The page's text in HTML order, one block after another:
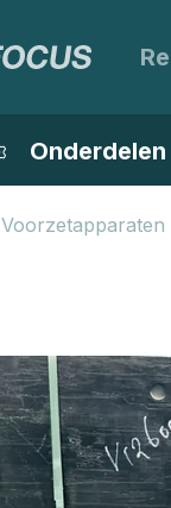
Onderdelen
Voorzetapparaten